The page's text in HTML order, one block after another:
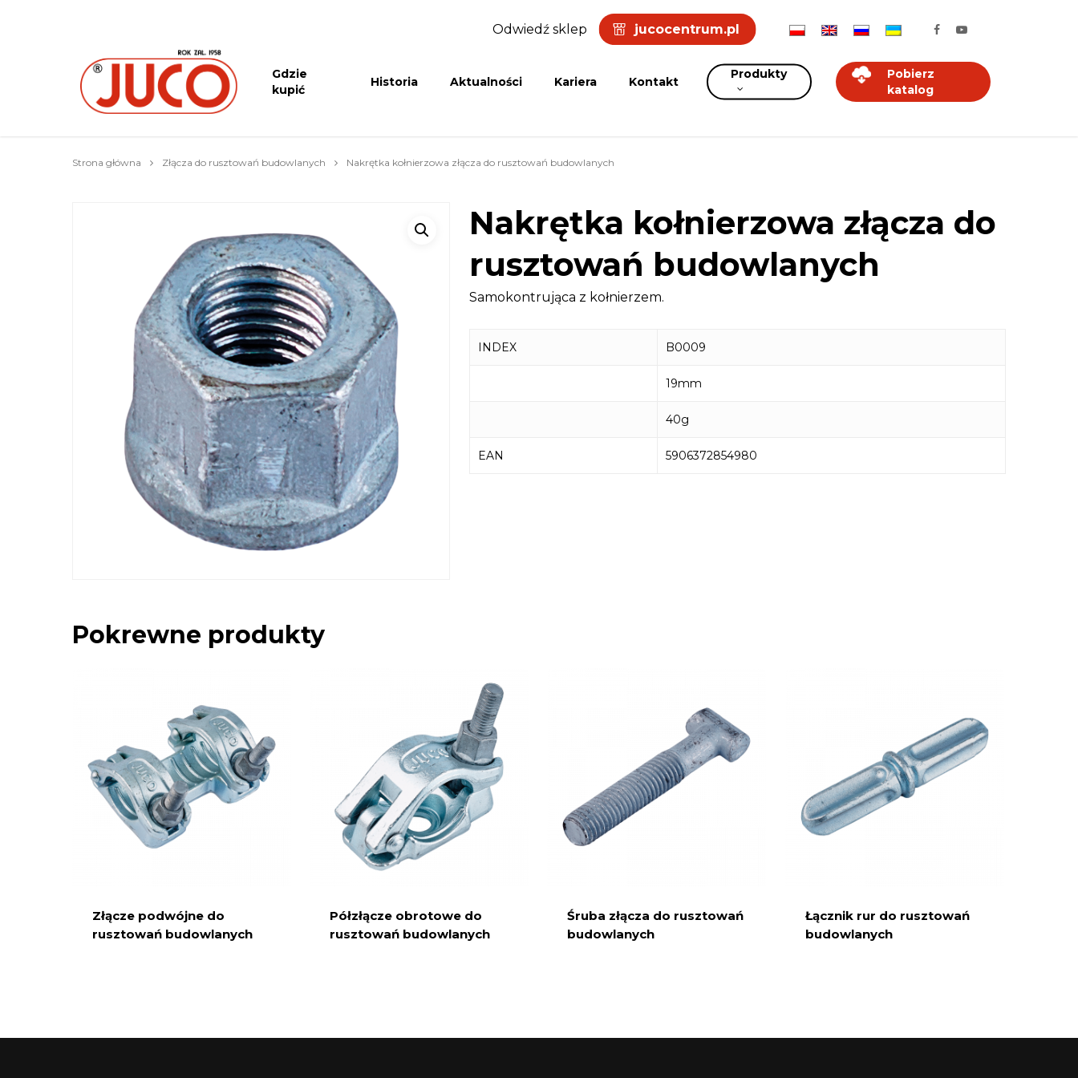
Odwiedź sklep jucocentrum.pl
Gdzie
kupić
Historia Aktualności Kariera Kontakt
Produkty
Pobierz
katalog
Strona główna Złącza do rusztowań budowlanych Nakrętka kołnierzowa złącza do rusztowań budowlanych
Nakrętka kołnierzowa złącza do
rusztowań budowlanych
Samokontrująca z kołnierzem.
INDEX B0009
19mm
40g
EAN 5906372854980
Pokrewne produkty
Złącze podwójne do
rusztowań budowlanych
Półzłącze obrotowe do
rusztowań budowlanych
Śruba złącza do rusztowań
budowlanych
Łącznik rur do rusztowań
budowlanych